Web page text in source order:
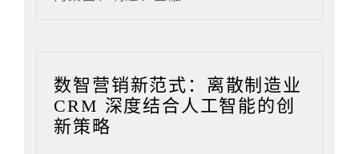
数智营销新范式：离散制造业
CRM 深度结合人工智能的创
新策略